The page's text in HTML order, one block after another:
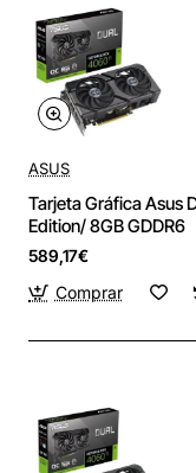
ASUS
Tarjeta Gráfica Asus
Edition/ 8GB GDDR6
589,17€
Comprar